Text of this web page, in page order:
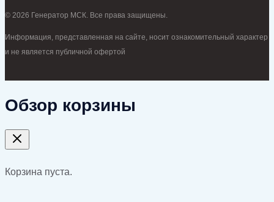
© 2026 Генератор МСК. Все права защищены.
Информация, представленная на сайте, носит ознакомительный характер
и не является публичной офертой
Обзор корзины
Корзина пуста.